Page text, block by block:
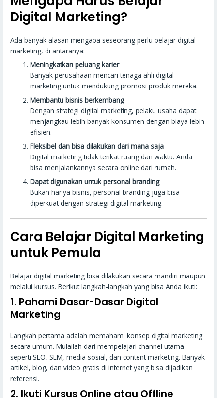
Digital Marketing?
Ada banyak alasan mengapa seseorang perlu belajar digital
marketing, di antaranya:
Meningkatkan peluang karier
Banyak perusahaan mencari tenaga ahli digital
marketing untuk mendukung promosi produk mereka.
Membantu bisnis berkembang
Dengan strategi digital marketing, pelaku usaha dapat
menjangkau lebih banyak konsumen dengan biaya lebih
efisien.
Fleksibel dan bisa dilakukan dari mana saja
Digital marketing tidak terikat ruang dan waktu. Anda
bisa menjalankannya secara online dari rumah.
Dapat digunakan untuk personal branding
Bukan hanya bisnis, personal branding juga bisa
diperkuat dengan strategi digital marketing.
Cara Belajar Digital Marketing
untuk Pemula
Belajar digital marketing bisa dilakukan secara mandiri maupun
melalui kursus. Berikut langkah-langkah yang bisa Anda ikuti:
1. Pahami Dasar-Dasar Digital
Marketing
Langkah pertama adalah memahami konsep digital marketing
secara umum. Mulailah dari mempelajari channel utama
seperti SEO, SEM, media sosial, dan content marketing. Banyak
artikel, blog, dan video gratis di internet yang bisa dijadikan
referensi.
2. Ikuti Kursus Online atau Offline